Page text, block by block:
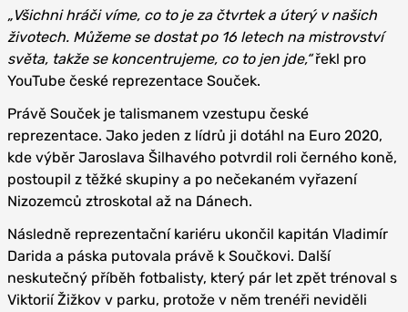
„Všichni hráči víme, co to je za čtvrtek a úterý v našich
životech. Můžeme se dostat po 16 letech na mistrovství
světa, takže se koncentrujeme, co to jen jde,“řekl pro
YouTube české reprezentace Souček.
Právě Souček je talismanem vzestupu české
reprezentace. Jako jeden z lídrů ji dotáhl na Euro 2020,
kde výběr Jaroslava Šilhavého potvrdil roli černého koně,
postoupil z těžké skupiny a po nečekaném vyřazení
Nizozemců ztroskotal až na Dánech.
Následně reprezentační kariéru ukončil kapitán Vladimír
Darida a páska putovala právě k Součkovi. Další
neskutečný příběh fotbalisty, který pár let zpět trénoval s
Viktorií Žižkov v parku, protože v něm trenéři neviděli